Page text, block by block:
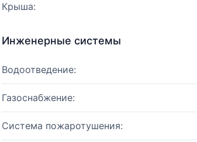
Крыша:
Инженерные системы
Водоотведение:
Газоснабжение:
Система пожаротушения: